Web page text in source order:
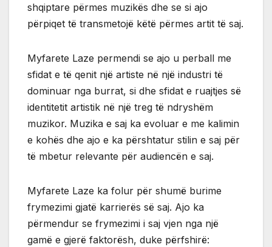
shqiptare përmes muzikës dhe se si ajo
përpiqet të transmetojë këtë përmes artit të saj.
Myfarete Laze permendi se ajo u perball me
sfidat e të qenit një artiste në një industri të
dominuar nga burrat, si dhe sfidat e ruajtjes së
identitetit artistik në një treg të ndryshëm
muzikor. Muzika e saj ka evoluar e me kalimin
e kohës dhe ajo e ka përshtatur stilin e saj për
të mbetur relevante për audiencën e saj.
Myfarete Laze ka folur për shumë burime
frymezimi gjatë karrierës së saj. Ajo ka
përmendur se frymezimi i saj vjen nga një
gamë e gjerë faktorësh, duke përfshirë: